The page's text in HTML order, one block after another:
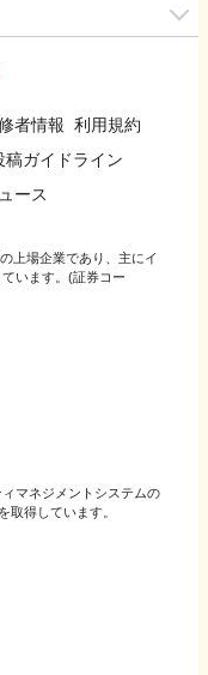
者情報 利用規約
稿ガイドライン
ース
上場企業であり、主にイ
います。(証券コー
マネジメントシステムの
取得しています。